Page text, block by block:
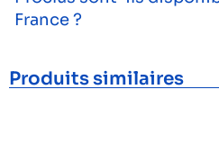
France ?
Produits similaires